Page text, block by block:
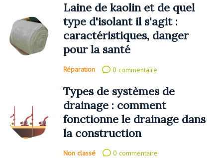
Laine de kaolin et de quel
type d'isolant il s'agit :
caractéristiques, danger
pour la santé
Réparation 0 commentaire
Types de systèmes de
drainage : comment
fonctionne le drainage dans
la construction
Non classé 0 commentaire